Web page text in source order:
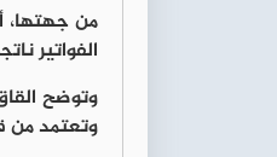
من جهتها،
الفواتير
وتوضح
وتعتمد من